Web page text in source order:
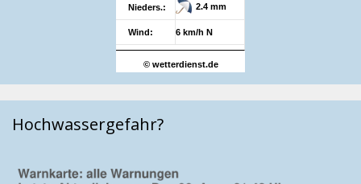
Nieders.: 2.4 mm
Wind: 6 km/h N
© wetterdienst.de
Hochwassergefahr?